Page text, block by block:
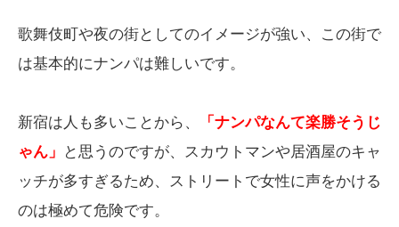
歌舞伎町や夜の街としてのイメージが強い、この街で
は基本的にナンパは難しいです。
新宿は人も多いことから、
「ナンパなんて楽勝そうじ
ゃん」
と思うのですが、スカウトマンや居酒屋のキャ
ッチが多すぎるため、ストリートで女性に声をかける
のは極めて危険です。